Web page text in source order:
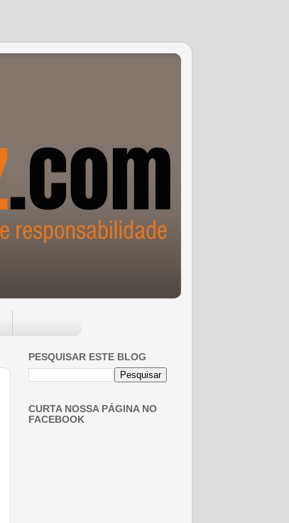
PESQUISAR ESTE BLOG
CURTA NOSSA PÁGINA NO
FACEBOOK